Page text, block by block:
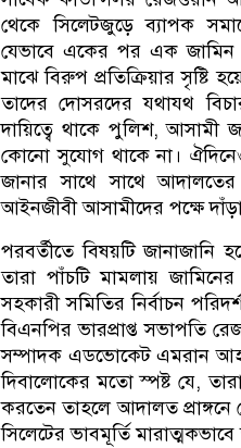
থেকে সিলেটজুড়ে ব্যাপক
যেভাবে একের পর এক জামিন
মাঝে বিরুপ প্রতিক্রিয়ার সৃষ্টি
তাদের দোসরদের যথাযথ
দায়িত্বে থাকে পুলিশ, আসামী
কোনো সুযোগ থাকে না।
জানার সাথে সাথে
আইনজীবী আসামীদের পক্ষে
পরবর্তীতে বিষয়টি
তারা পাঁচটি মামলায়
সহকারী সমিতির নির্বাচন
বিএনপির ভারপ্রাপ্ত সভাপতি
সম্পাদক এডভোকেট এমরান
দিবালোকের মতো স্পষ্ট যে, তারা
করতেন তাহলে আদালত
সিলেটের ভাবমূর্তি